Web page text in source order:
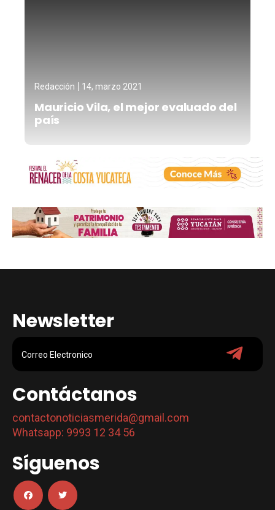
Redacción 14, marzo 2021
Mauricio Vila, el mejor evaluado del
país
Newsletter
Contáctanos
contactonoticiasmerida@gmail.com
Whatsapp: 9993 12 34 56
Síguenos